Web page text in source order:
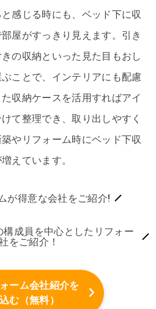
感じる時にも、ベッド下に収
屋がすっきり見えます。引き
の収納といった見た目もおし
ことで、インテリアにも配慮
収納ケースを活用すればアイ
て整理でき、取り出しやすく
やリフォーム時にベッド下収
えています。
が得意な会社をご紹介!
成員を中心としたリフォー
をご紹介！
ーム会社紹介を
む（無料）